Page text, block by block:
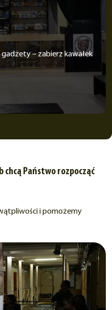
– zabierz kawałek
Państwo rozpocząć
i pomożemy